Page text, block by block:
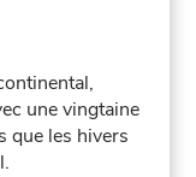
une vingtaine
que les hivers